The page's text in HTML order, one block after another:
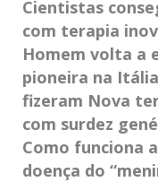
Cientistas
com terapia
Homem volta a
pioneira na
fizeram Nova
com surdez
Como funciona
doença do